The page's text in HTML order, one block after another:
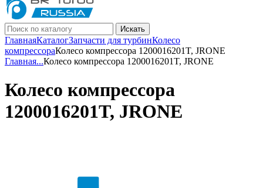
Искать
ГлавнаяКаталогЗапчасти для турбинКолесо
компрессораКолесо компрессора 1200016201T, JRONE
Главная...Колесо компрессора 1200016201T, JRONE
Колесо компрессора
1200016201T, JRONE